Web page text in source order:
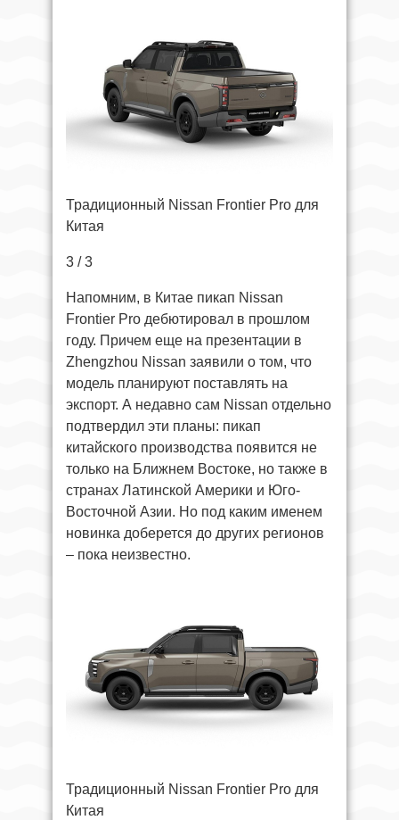
Традиционный Nissan Frontier Pro для
Китая
3 / 3
Напомним, в Китае пикап Nissan
Frontier Pro дебютировал в прошлом
году. Причем еще на презентации в
Zhengzhou Nissan заявили о том, что
модель планируют поставлять на
экспорт. А недавно сам Nissan отдельно
подтвердил эти планы: пикап
китайского производства появится не
только на Ближнем Востоке, но также в
странах Латинской Америки и Юго-
Восточной Азии. Но под каким именем
новинка доберется до других регионов
– пока неизвестно.
Традиционный Nissan Frontier Pro для
Китая